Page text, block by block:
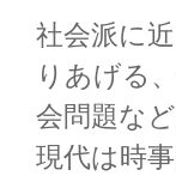
社会派に
りあげる
会問題な
現代は時